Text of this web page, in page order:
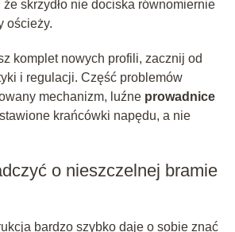
skrzydło nie dociska równomiernie
ościeży.
komplet nowych profili, zacznij od
i regulacji. Część problemów
mechanizm, luźne prowadnice
krańcówki napędu, a nie
o nieszczelnej bramie
bardzo szybko daje o sobie znać